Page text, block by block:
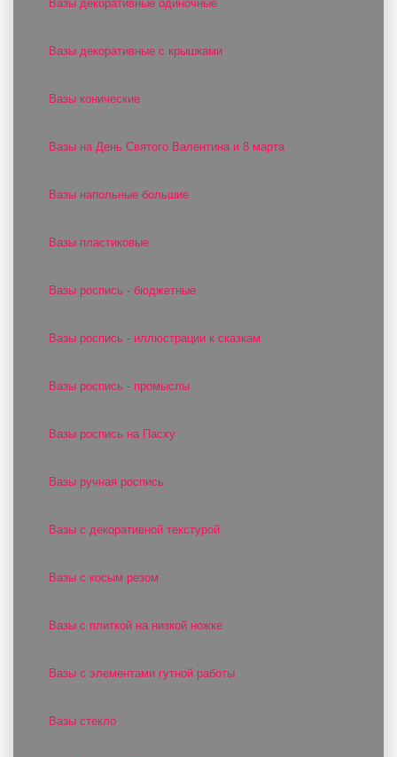
Вазы декоративные одиночные
Вазы декоративные с крышками
Вазы конические
Вазы на День Святого Валентина и 8 марта
Вазы напольные большие
Вазы пластиковые
Вазы роспись - бюджетные
Вазы роспись - иллюстрации к сказкам
Вазы роспись - промыслы
Вазы роспись на Пасху
Вазы ручная роспись
Вазы с декоративной текстурой
Вазы с косым резом
Вазы с плиткой на низкой ножке
Вазы с элементами гутной работы
Вазы стекло